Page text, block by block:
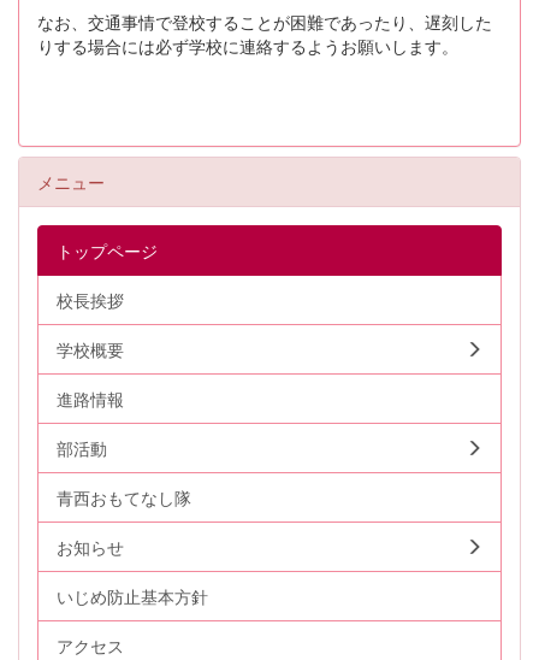
なお、交通事情で登校することが困難であったり、遅刻した
りする場合には必ず学校に連絡するようお願いします。
メニュー
トップページ
校長挨拶
学校概要
進路情報
部活動
青西おもてなし隊
お知らせ
いじめ防止基本方針
アクセス